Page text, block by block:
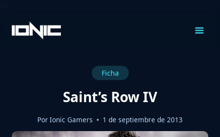
Contenido
Ficha
Saint’s Row IV
PorIonic Gamers 1 de septiembre de 2013